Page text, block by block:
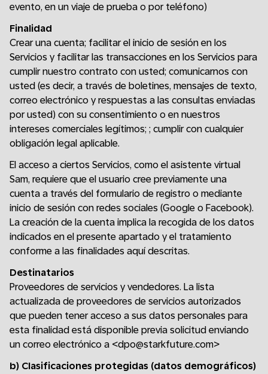
evento, en un viaje de prueba o por teléfono)
Finalidad
Crear una cuenta; facilitar el inicio de sesión en los
Servicios y facilitar las transacciones en los Servicios para
cumplir nuestro contrato con usted; comunicarnos con
usted (es decir, a través de boletines, mensajes de texto,
correo electrónico y respuestas a las consultas enviadas
por usted) con su consentimiento o en nuestros
intereses comerciales legítimos; ; cumplir con cualquier
obligación legal aplicable.
El acceso a ciertos Servicios, como el asistente virtual
Sam, requiere que el usuario cree previamente una
cuenta a través del formulario de registro o mediante
inicio de sesión con redes sociales (Google o Facebook).
La creación de la cuenta implica la recogida de los datos
indicados en el presente apartado y el tratamiento
conforme a las finalidades aquí descritas.
Destinatarios
Proveedores de servicios y vendedores. La lista
actualizada de proveedores de servicios autorizados
que pueden tener acceso a sus datos personales para
esta finalidad está disponible previa solicitud enviando
un correo electrónico a <dpo@starkfuture.com>
b) Clasificaciones protegidas (datos demográficos)